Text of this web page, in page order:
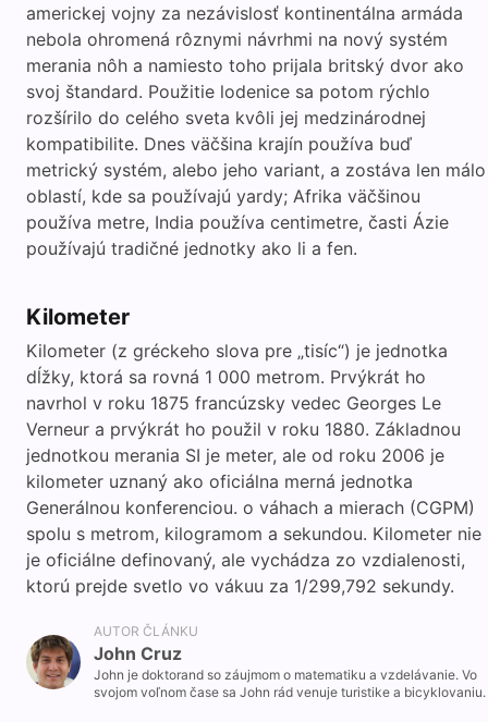
americkej vojny za nezávislosť kontinentálna armáda
nebola ohromená rôznymi návrhmi na nový systém
merania nôh a namiesto toho prijala britský dvor ako
svoj štandard. Použitie lodenice sa potom rýchlo
rozšírilo do celého sveta kvôli jej medzinárodnej
kompatibilite. Dnes väčšina krajín používa buď
metrický systém, alebo jeho variant, a zostáva len málo
oblastí, kde sa používajú yardy; Afrika väčšinou
používa metre, India používa centimetre, časti Ázie
používajú tradičné jednotky ako li a fen.
Kilometer
Kilometer (z gréckeho slova pre „tisíc“) je jednotka
dĺžky, ktorá sa rovná 1 000 metrom. Prvýkrát ho
navrhol v roku 1875 francúzsky vedec Georges Le
Verneur a prvýkrát ho použil v roku 1880. Základnou
jednotkou merania SI je meter, ale od roku 2006 je
kilometer uznaný ako oficiálna merná jednotka
Generálnou konferenciou. o váhach a mierach (CGPM)
spolu s metrom, kilogramom a sekundou. Kilometer nie
je oficiálne definovaný, ale vychádza zo vzdialenosti,
ktorú prejde svetlo vo vákuu za 1/299,792 sekundy.
AUTOR ČLÁNKU
John Cruz
John je doktorand so záujmom o matematiku a vzdelávanie. Vo
svojom voľnom čase sa John rád venuje turistike a bicyklovaniu.